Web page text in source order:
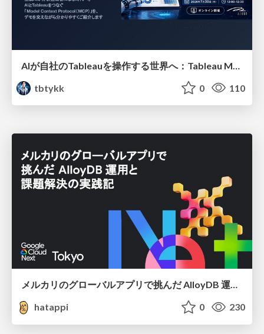
tbtykk
0 110
メルカリのグローバルアプリで挑んだ AlloyDB 運用と課題解決の実践記
hatappi
0 230